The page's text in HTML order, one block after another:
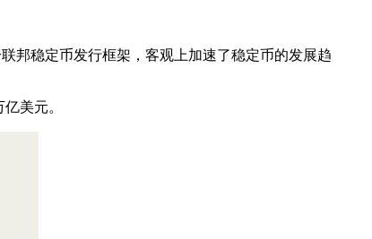
邦稳定币发行框架，客观上加速了稳定币的发展趋
美元。